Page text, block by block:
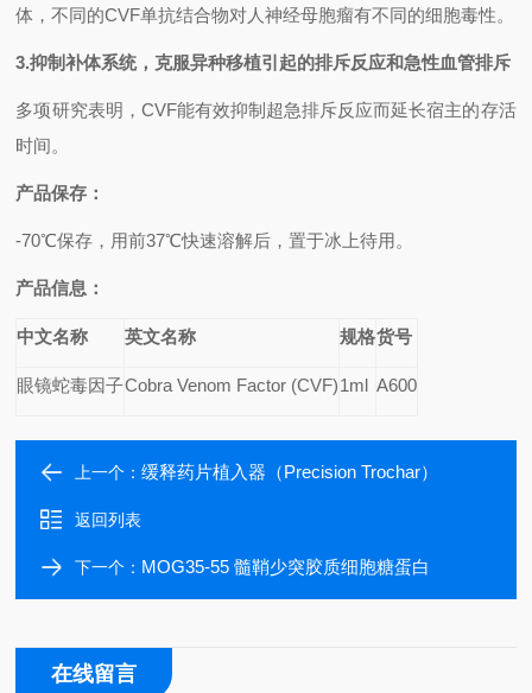
体，不同的CVF单抗结合物对人神经母胞瘤有不同的细胞毒性。
3.抑制补体系统，克服异种移植引起的排斥反应和急性血管排斥
多项研究表明，CVF能有效抑制超急排斥反应而延长宿主的存活
时间。
产品保存：
-70℃保存，用前37℃快速溶解后，置于冰上待用。
产品信息：
中文名称 英文名称 规格货号
眼镜蛇毒因子Cobra Venom Factor (CVF)1ml A600
上一个：缓释药片植入器（Precision Trochar）
返回列表
下一个： MOG35-55 髓鞘少突胶质细胞糖蛋白
在线留言